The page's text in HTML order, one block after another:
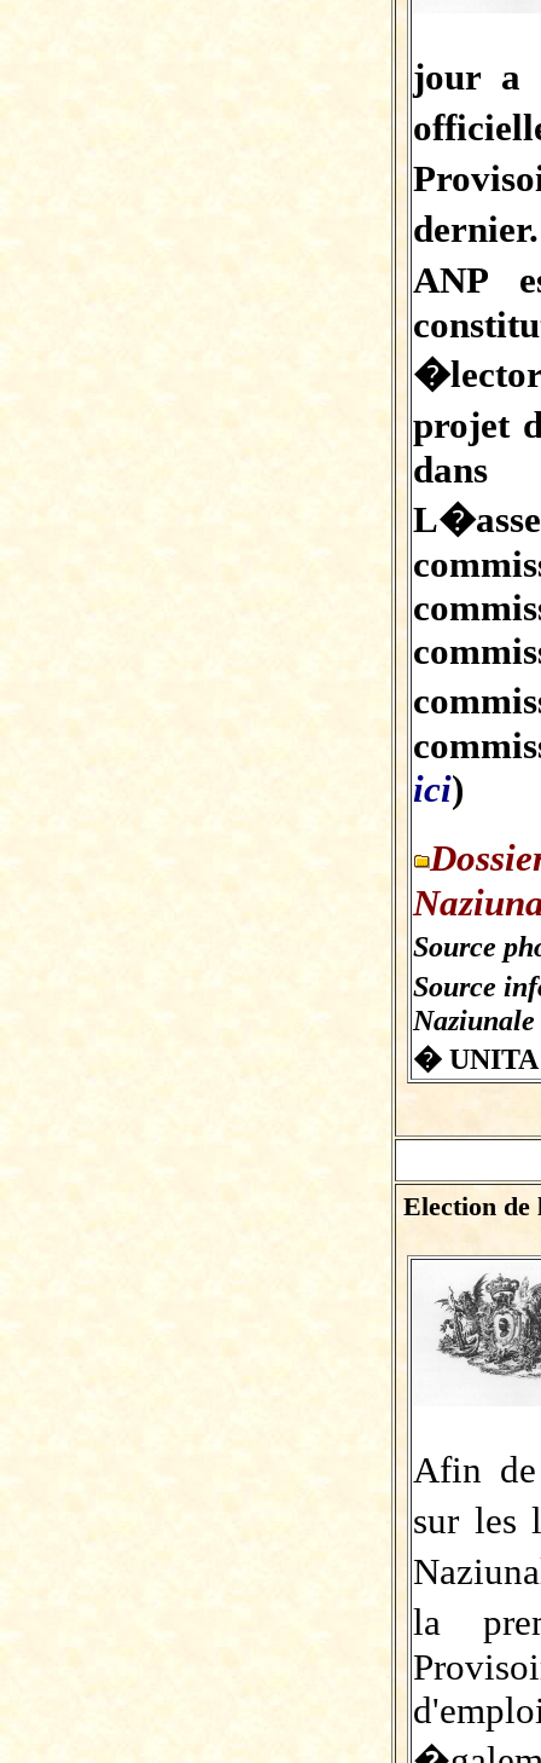
jour a
ANP
projet
dans
ici)
Source
Source
Naziunale
�
Election
Afin
sur les
la